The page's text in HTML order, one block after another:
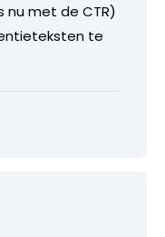
met de CTR)
te